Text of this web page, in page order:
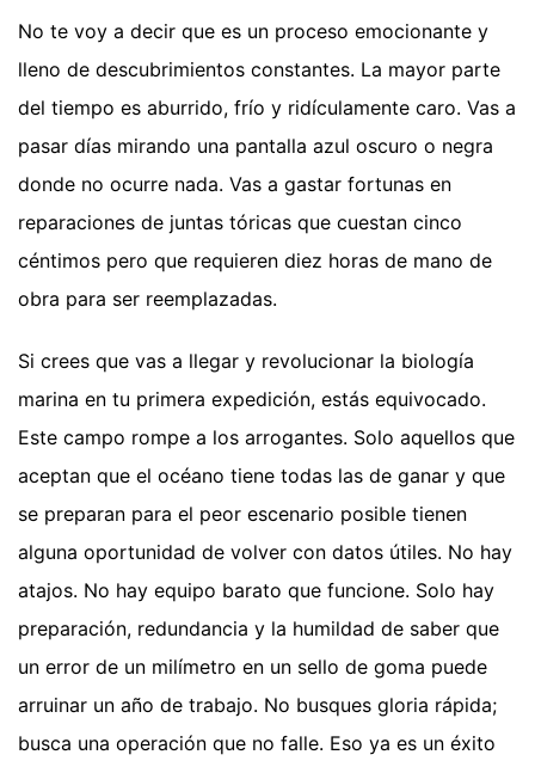
No te voy a decir que es un proceso emocionante y
lleno de descubrimientos constantes. La mayor parte
del tiempo es aburrido, frío y ridículamente caro. Vas a
pasar días mirando una pantalla azul oscuro o negra
donde no ocurre nada. Vas a gastar fortunas en
reparaciones de juntas tóricas que cuestan cinco
céntimos pero que requieren diez horas de mano de
obra para ser reemplazadas.
Si crees que vas a llegar y revolucionar la biología
marina en tu primera expedición, estás equivocado.
Este campo rompe a los arrogantes. Solo aquellos que
aceptan que el océano tiene todas las de ganar y que
se preparan para el peor escenario posible tienen
alguna oportunidad de volver con datos útiles. No hay
atajos. No hay equipo barato que funcione. Solo hay
preparación, redundancia y la humildad de saber que
un error de un milímetro en un sello de goma puede
arruinar un año de trabajo. No busques gloria rápida;
busca una operación que no falle. Eso ya es un éxito